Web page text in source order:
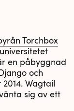
Torchbox
en påbyggnad
och
Wagtail
sig av ett